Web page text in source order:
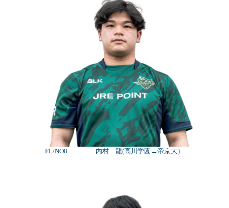
FL/NO8 内村 龍(高川学園→帝京大）